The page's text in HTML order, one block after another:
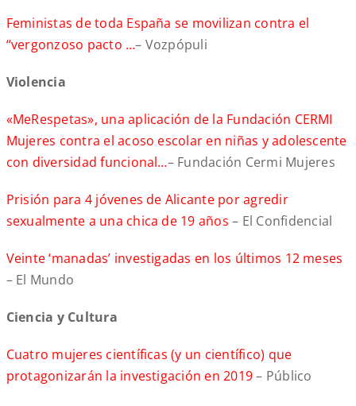
Feministas de toda España se movilizan contra el
“vergonzoso pacto …– Vozpópuli
Violencia
«MeRespetas», una aplicación de la Fundación CERMI
Mujeres contra el acoso escolar en niñas y adolescente
con diversidad funcional…– Fundación Cermi Mujeres
Prisión para 4 jóvenes de Alicante por agredir
sexualmente a una chica de 19 años– El Confidencial
Veinte ‘manadas’ investigadas en los últimos 12 meses
– El Mundo
Ciencia y Cultura
Cuatro mujeres científicas (y un científico) que
protagonizarán la investigación en 2019– Público